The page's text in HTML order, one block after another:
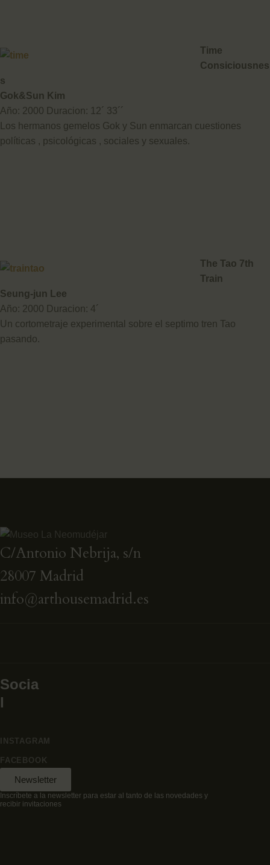
Time
Consiciousnes
s
Gok&Sun Kim
Año: 2000 Duracion: 12´ 33´´
Los hermanos gemelos Gok y Sun enmarcan cuestiones
políticas , psicológicas , sociales y sexuales.
The Tao 7th
Train
Seung-jun Lee
Año: 2000 Duracion: 4´
Un cortometraje experimental sobre el septimo tren Tao
pasando.
C/Antonio Nebrija, s/n
28007 Madrid
info@arthousemadrid.es
Socia
l
INSTAGRAM
FACEBOOK
Newsletter
Inscríbete a la newsletter para estar al tanto de las novedades y
recibir invitaciones